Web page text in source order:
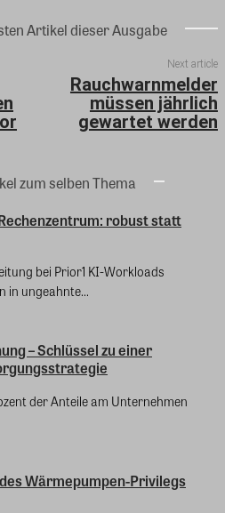
Artikel dieser Ausgabe
Next article
Rauchwarnmelder
müssen jährlich
gewartet werden
zum selben Thema
robust statt
bei Prior1 KI-Workloads
in ungeahnte...
– Schlüssel zu einer
der Anteile am Unternehmen
Wärmepumpen-Privilegs